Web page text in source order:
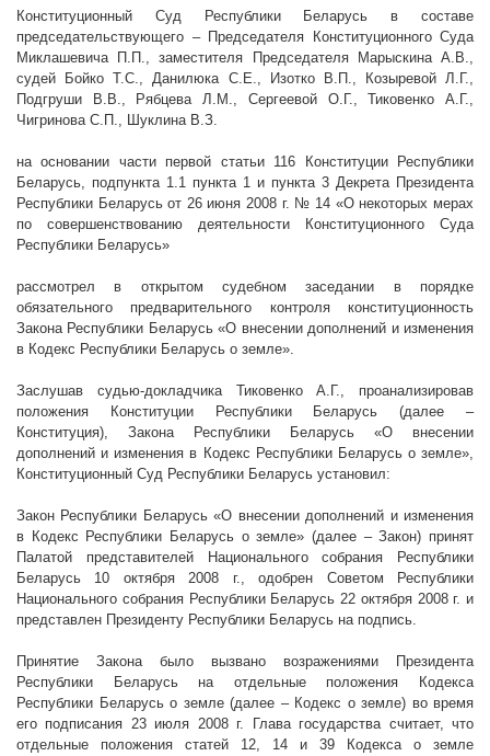
Конституционный Суд Республики Беларусь в составе
председательствующего – Председателя Конституционного Суда
Миклашевича П.П., заместителя Председателя Марыскина А.В.,
судей Бойко Т.С., Данилюка С.Е., Изотко В.П., Козыревой Л.Г.,
Подгруши В.В., Рябцева Л.М., Сергеевой О.Г., Тиковенко А.Г.,
Чигринова С.П., Шуклина В.З.
на основании части первой статьи 116 Конституции Республики
Беларусь, подпункта 1.1 пункта 1 и пункта 3 Декрета Президента
Республики Беларусь от 26 июня 2008 г. № 14 «О некоторых мерах
по совершенствованию деятельности Конституционного Суда
Республики Беларусь»
рассмотрел в открытом судебном заседании в порядке
обязательного предварительного контроля конституционность
Закона Республики Беларусь «О внесении дополнений и изменения
в Кодекс Республики Беларусь о земле».
Заслушав судью-докладчика Тиковенко А.Г., проанализировав
положения Конституции Республики Беларусь (далее –
Конституция), Закона Республики Беларусь «О внесении
дополнений и изменения в Кодекс Республики Беларусь о земле»,
Конституционный Суд Республики Беларусь установил:
Закон Республики Беларусь «О внесении дополнений и изменения
в Кодекс Республики Беларусь о земле» (далее – Закон) принят
Палатой представителей Национального собрания Республики
Беларусь 10 октября2008 г., одобрен Советом Республики
Национального собрания Республики Беларусь 22 октября 2008 г. и
представлен Президенту Республики Беларусь на подпись.
Принятие Закона было вызвано возражениями Президента
Республики Беларусь на отдельные положения Кодекса
Республики Беларусь о земле (далее – Кодекс о земле) во время
его подписания 23 июля 2008 г. Глава государства считает, что
отдельные положения статей 12, 14 и 39 Кодекса о земле